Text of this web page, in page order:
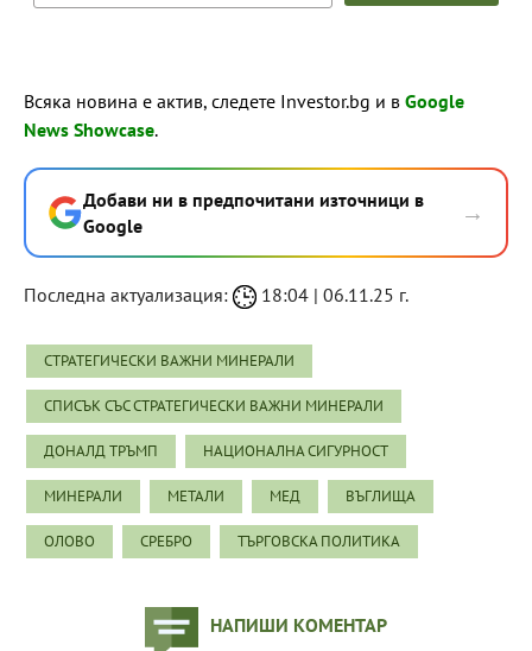
Всяка новина е актив, следете Investor.bg и в Google
News Showcase.
Добави ни в предпочитани източници в
Google
→
Последна актуализация: 18:04 | 06.11.25 г.
СТРАТЕГИЧЕСКИ ВАЖНИ МИНЕРАЛИ
СПИСЪК СЪС СТРАТЕГИЧЕСКИ ВАЖНИ МИНЕРАЛИ
ДОНАЛД ТРЪМП НАЦИОНАЛНА СИГУРНОСТ
МИНЕРАЛИ МЕТАЛИ МЕД ВЪГЛИЩА
ОЛОВО СРЕБРО ТЪРГОВСКА ПОЛИТИКА
НАПИШИ КОМЕНТАР